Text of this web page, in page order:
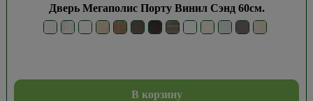
Дверь Мегаполис Порту Винил Сэнд 60см.
В корзину